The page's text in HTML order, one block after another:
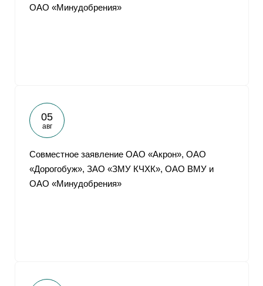
ОАО «Минудобрения»
05
авг
Совместное заявление ОАО «Акрон», ОАО
«Дорогобуж», ЗАО «ЗМУ КЧХК», ОАО ВМУ и
ОАО «Минудобрения»